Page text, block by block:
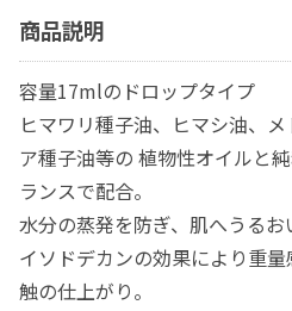
商品説明
容量17mlのドロップタイプ
ヒマワリ種子油、ヒマシ油、
ア種子油等の 植物性オイルと
ランスで配合。
水分の蒸発を防ぎ、肌へうるお
イソドデカンの効果により重
触の仕上がり。